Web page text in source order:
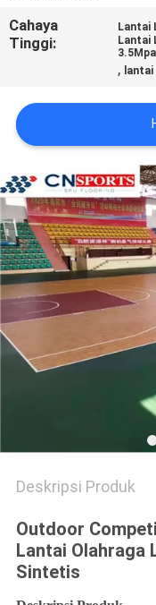
PRIVACY
POLICY
Cahaya
Tinggi:
Lantai
Lantai
3.5Mpa
,
Deskripsi Produk
Outdoor
Lantai Olahraga
Sintetis